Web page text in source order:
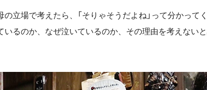
立場で考えたら、「そりゃそうだよね」って分かって
いるのか、なぜ泣いているのか、その理由を考えない